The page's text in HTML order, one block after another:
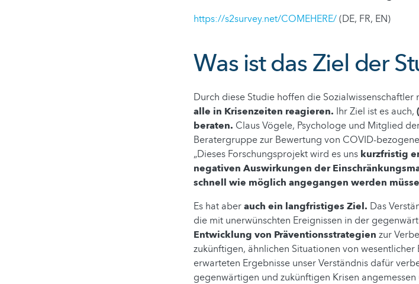
https://s2survey.net/COMEHERE/(DE, FR, EN)
Was ist das Ziel der
Durch diese Studie hoffen die Sozialwissenschaftler
alle in Krisenzeiten reagieren. Ihr Ziel ist es auch,
beraten. Claus Vögele, Psychologe und Mitglied
Beratergruppe zur Bewertung von COVID-
„Dieses Forschungsprojekt wird es uns kurzfristig
negativen Auswirkungen der
schnell wie möglich angegangen werden
Es hat aberauch ein langfristiges Ziel. Das
die mit unerwünschten Ereignissen in der
Entwicklung von Präventionsstrategien zur
zukünftigen, ähnlichen Situationen von
erwarteten Ergebnisse unser Verständnis dafür
gegenwärtigen und zukünftigen Krisen